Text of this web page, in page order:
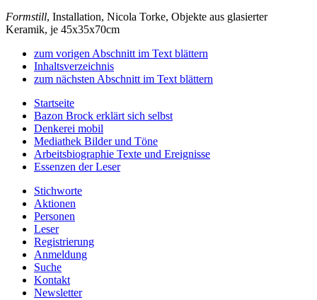
Formstill, Installation, Nicola Torke, Objekte aus glasierter
Keramik, je 45x35x70cm
zum vorigen Abschnitt im Text blättern
Inhaltsverzeichnis
zum nächsten Abschnitt im Text blättern
Startseite
Bazon Brock erklärt sich selbst
Denkerei mobil
Mediathek Bilder und Töne
Arbeitsbiographie Texte und Ereignisse
Essenzen der Leser
Stichworte
Aktionen
Personen
Leser
Registrierung
Anmeldung
Suche
Kontakt
Newsletter